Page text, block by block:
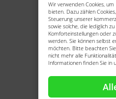
Wir verwenden Cookies,
bieten. Dazu zählen
Steuerung unserer
sowie solche, die lediglich
Komforteinstellungen oder
werden. Sie können selbst
möchten. Bitte beachten
nicht mehr alle
Informationen finden Sie in